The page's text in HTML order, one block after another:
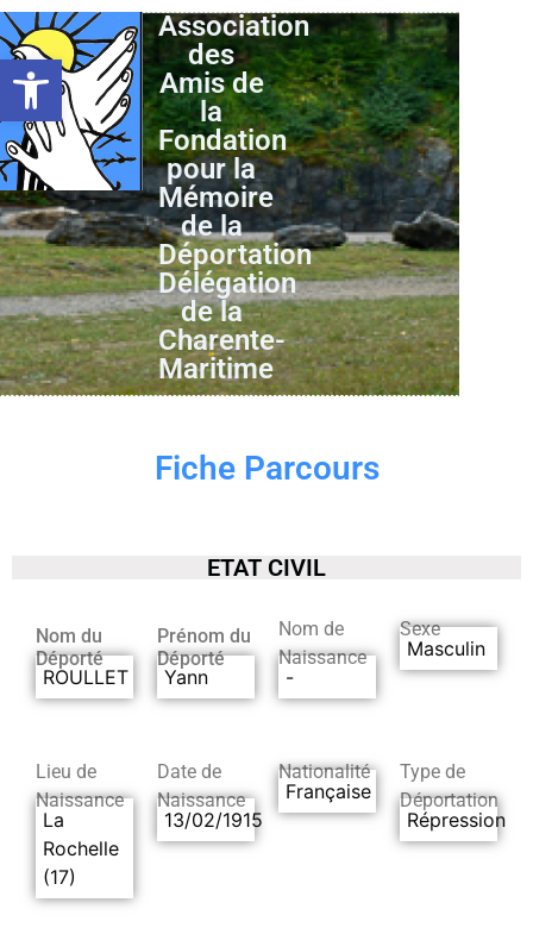
Ouvrir la barre d’outils
Association
des
Amis de
la
Fondation
pour la
Mémoire
de la
Déportation
Délégation
de la
Charente-
Maritime
Fiche Parcours
ETAT CIVIL
Nom du
Déporté
ROULLET
Prénom du
Déporté
Yann
Nom de
Naissance
-
Sexe
Masculin
Lieu de
Naissance
La
Rochelle
(17)
Date de
Naissance
13/02/1915
Nationalité
Française
Type de
Déportation
Répression